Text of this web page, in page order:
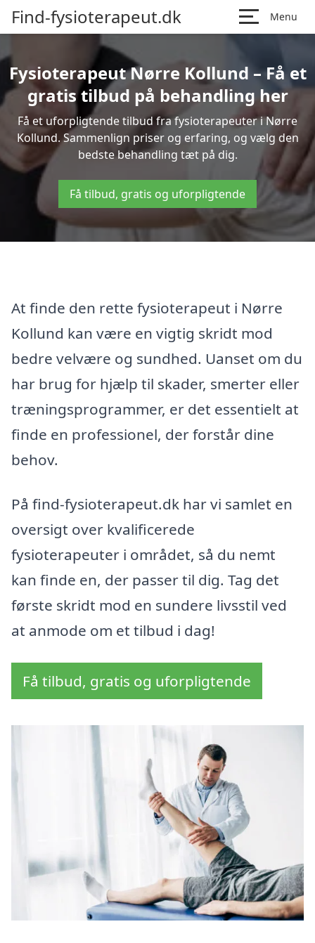
Find-fysioterapeut.dk Menu
Fysioterapeut Nørre Kollund – Få et
gratis tilbud på behandling her
Få et uforpligtende tilbud fra fysioterapeuter i Nørre
Kollund. Sammenlign priser og erfaring, og vælg den
bedste behandling tæt på dig.
Få tilbud, gratis og uforpligtende
At finde den rette fysioterapeut i Nørre
Kollund kan være en vigtig skridt mod
bedre velvære og sundhed. Uanset om du
har brug for hjælp til skader, smerter eller
træningsprogrammer, er det essentielt at
finde en professionel, der forstår dine
behov.
På find-fysioterapeut.dk har vi samlet en
oversigt over kvalificerede
fysioterapeuter i området, så du nemt
kan finde en, der passer til dig. Tag det
første skridt mod en sundere livsstil ved
at anmode om et tilbud i dag!
Få tilbud, gratis og uforpligtende